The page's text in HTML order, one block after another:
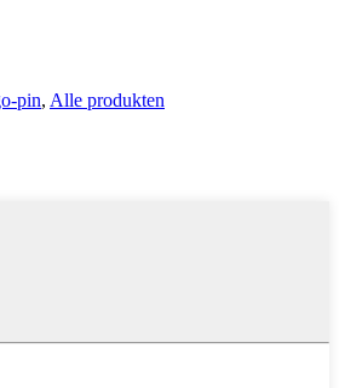
pin, Alle produkten